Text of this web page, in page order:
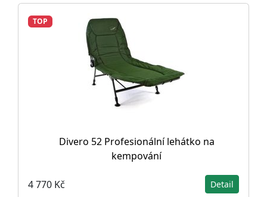
TOP
Divero 52 Profesionální lehátko na
kempování
4 770 Kč Detail